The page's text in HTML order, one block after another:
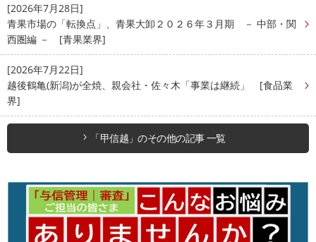
[2026年7月28日]
青果市場の「転換点」、青果大卸２０２６年３月期 － 中部・関
西圏編 － [青果業界]
[2026年7月22日]
越後鶴亀(新潟)が全焼、親会社・佐々木「事業は継続」 [食品業
界]
「甲信越」のその他の記事 一覧